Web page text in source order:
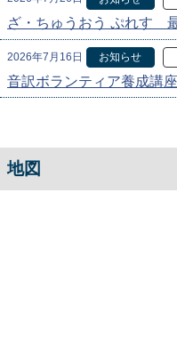
ざ・ちゅうおう ぷれす
2026年7月16日 お知らせ
音訳ボランティア養成講
地図